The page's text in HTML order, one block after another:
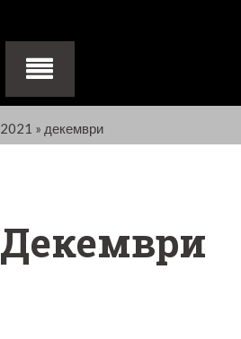
2021 » декември
Декември